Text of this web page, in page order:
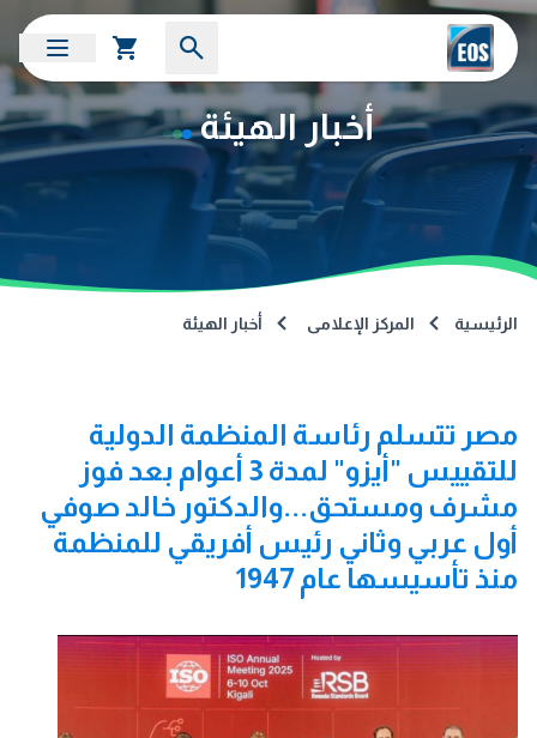
أخبار الهيئة
الرئيسية المركز الإعلامى أخبار الهيئة
مصر تتسلم رئاسة المنظمة الدولية
للتقييس "أيزو" لمدة 3 أعوام بعد فوز
مشرف ومستحق...والدكتور خالد صوفي
أول عربي وثاني رئيس أفريقي للمنظمة
منذ تأسيسها عام 1947